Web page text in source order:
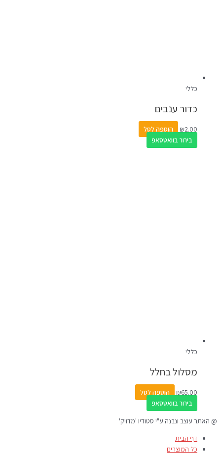
כללי
כדור ענבים
₪2.00
הוספה לסל
בירור בוואטסאפ
כללי
מסלול בחלל
₪65.00
הוספה לסל
בירור בוואטסאפ
@ האתר עוצב ונבנה ע"י סטודיו 'מדויק'
דף הבית
כל המוצרים